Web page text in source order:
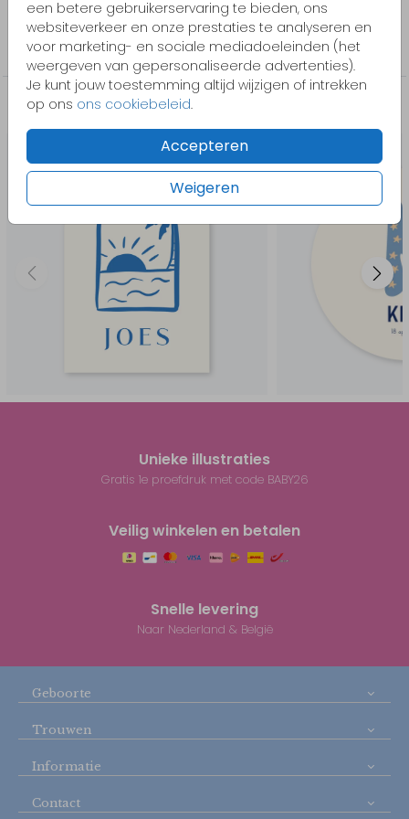
een betere gebruikerservaring te bieden, ons
websiteverkeer en onze prestaties te analyseren en
voor marketing- en sociale mediadoeleinden (het
weergeven van gepersonaliseerde advertenties).
Je kunt jouw toestemming altijd wijzigen of intrekken
op ons ons cookiebeleid.
Accepteren
Weigeren
Collectie
Stans
Misschien vind je dit ook leuk
Unieke illustraties
Gratis 1e proefdruk met code BABY26
Veilig winkelen en betalen
Snelle levering
Naar Nederland & België
Geboorte
Trouwen
Informatie
Contact